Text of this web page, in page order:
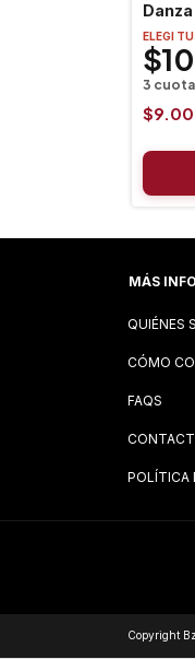
ELEGI
MÁS INFO
QUIÉNES
CÓMO
FAQS
POLÍTICA
Copyright